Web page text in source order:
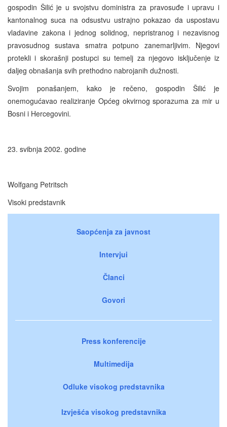
gospodin Šilić je u svojstvu doministra za pravosuđe i upravu i
kantonalnog suca na odsustvu ustrajno pokazao da uspostavu
vladavine zakona i jednog solidnog, nepristranog i nezavisnog
pravosudnog sustava smatra potpuno zanemarljivim. Njegovi
protekli i skorašnji postupci su temelj za njegovo isključenje iz
daljeg obnašanja svih prethodno nabrojanih dužnosti.
Svojim ponašanjem, kako je rečeno, gospodin Šilić je
onemogućavao realiziranje Općeg okvirnog sporazuma za mir u
Bosni i Hercegovini.
23. svibnja 2002. godine
Wolfgang Petritsch
Visoki predstavnik
Saopćenja za javnost
Intervjui
Članci
Govori
Press konferencije
Multimedija
Odluke visokog predstavnika
Izvješća visokog predstavnika